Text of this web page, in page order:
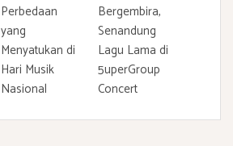
Perbedaan
yang
Menyatukan di
Hari Musik
Nasional
Bergembira,
Senandung
Lagu Lama di
5uperGroup
Concert